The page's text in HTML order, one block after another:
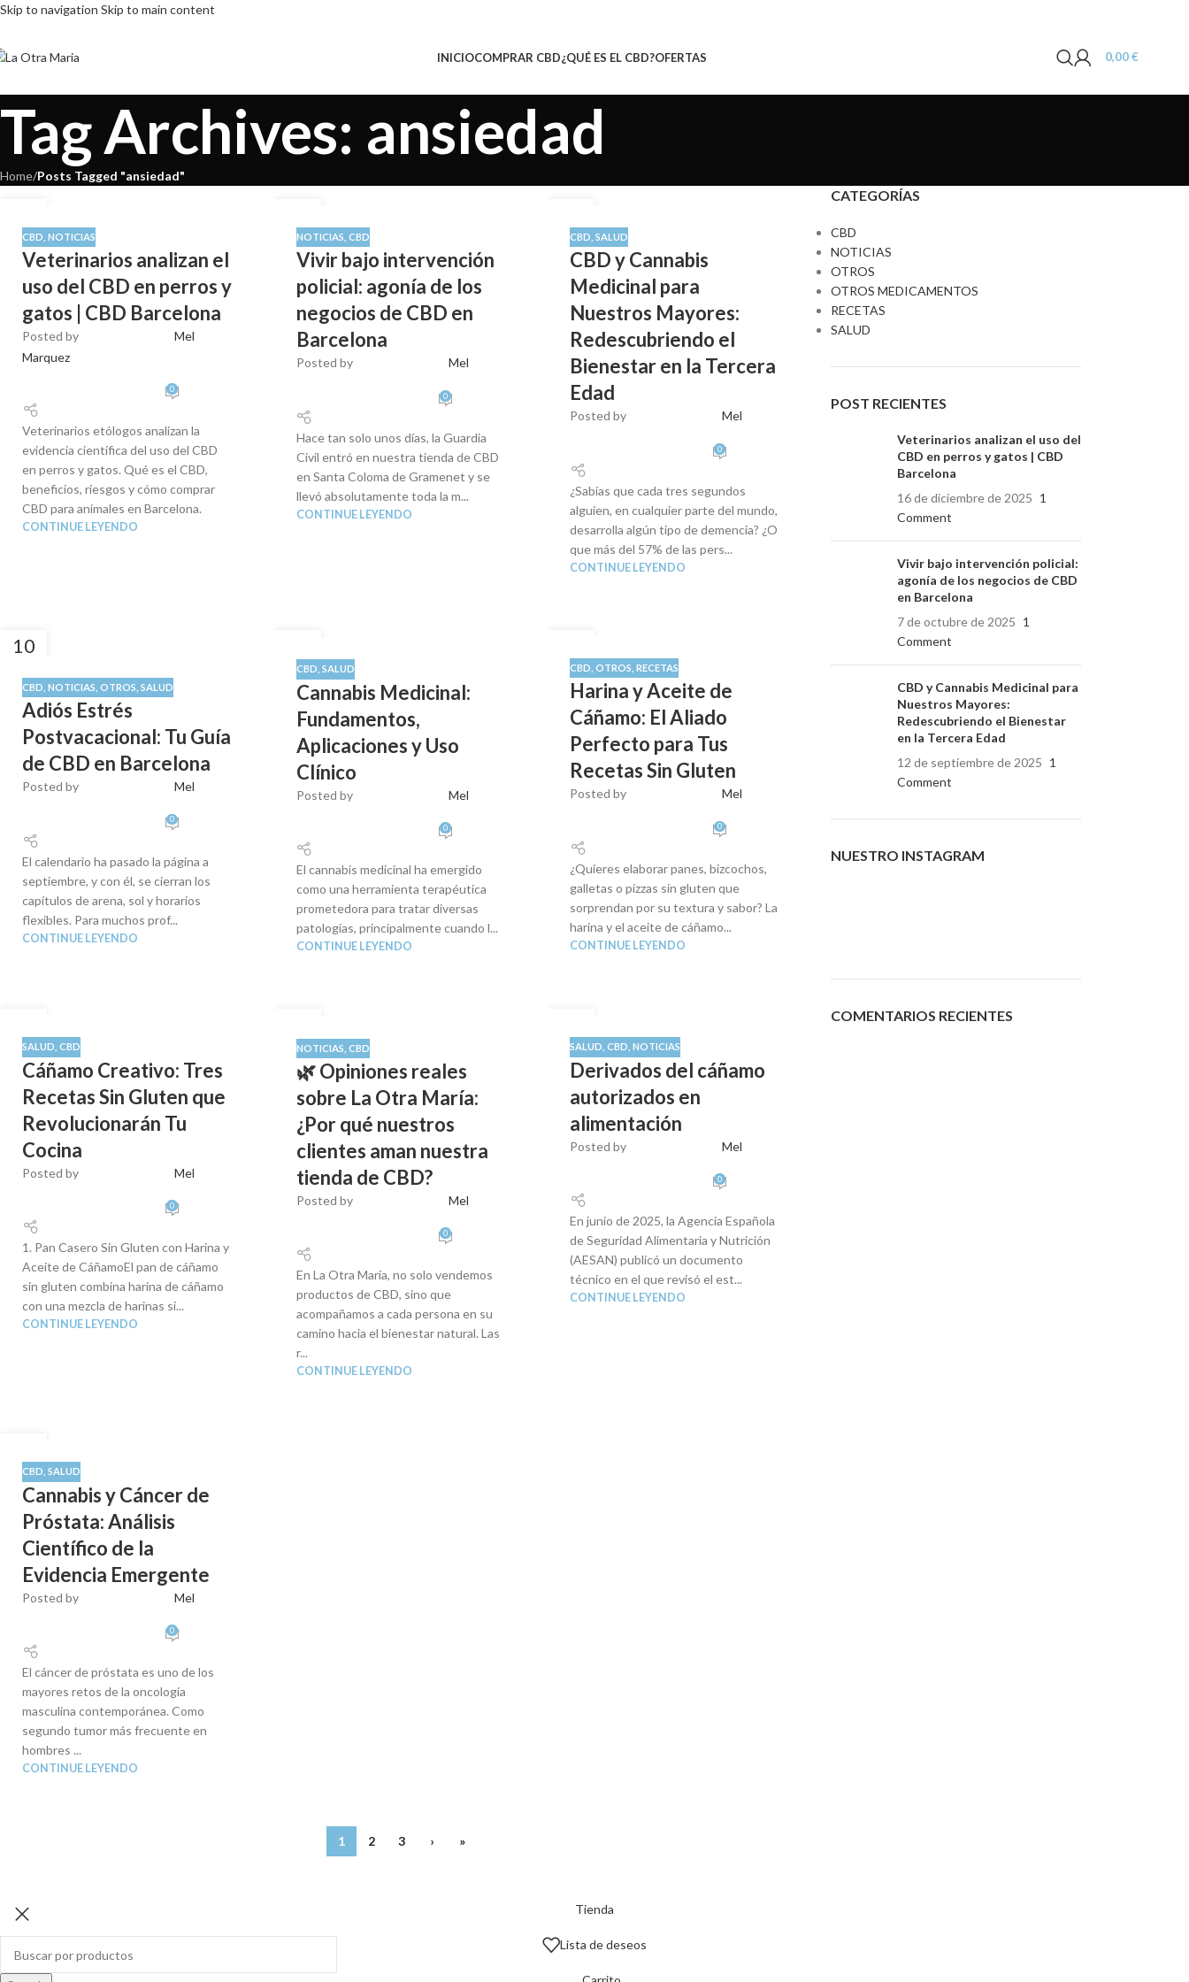
Skip to navigation Skip to main content
INICIOCOMPRAR CBD¿QUÉ ES EL CBD?OFERTAS 0,00€
Tag Archives: ansiedad
Home/Posts Tagged "ansiedad"
DIC
CBD NOTICIAS
Veterinarios analizan el
uso del CBD en perros y
gatos | CBD Barcelona
Posted by
Mel
Marquez
0
Veterinarios etólogos analizan la
evidencia científica del uso del CBD
en perros y gatos. Qué es el CBD,
beneficios, riesgos y cómo comprar
CBD para animales en Barcelona.
CONTINUE LEYENDO
OCT
NOTICIAS CBD
Vivir bajo intervención
policial: agonía de los
negocios de CBD en
Barcelona
Posted by Mel
0
Hace tan solo unos días, la Guardia
Civil entró en nuestra tienda de CBD
en Santa Coloma de Gramenet y se
llevó absolutamente toda la m...
CONTINUE LEYENDO
SEP
CBD ,SALUD
CBD y Cannabis
Medicinal para
Nuestros Mayores:
Redescubriendo el
Bienestar en la Tercera
Edad
Posted by Mel
0
¿Sabías que cada tres segundos
alguien, en cualquier parte del mundo,
desarrolla algún tipo de demencia? ¿O
que más del 57% de las pers...
CONTINUE LEYENDO
10
CBD NOTICIAS OTROS SALUD
Adiós Estrés
Postvacacional: Tu Guía
de CBD en Barcelona
Posted by Mel
0
El calendario ha pasado la página a
septiembre, y con él, se cierran los
capítulos de arena, sol y horarios
flexibles. Para muchos prof...
CONTINUE LEYENDO
SEP
CBD SALUD
Cannabis Medicinal:
Fundamentos,
Aplicaciones y Uso
Clínico
Posted by Mel
0
El cannabis medicinal ha emergido
como una herramienta terapéutica
prometedora para tratar diversas
patologías, principalmente cuando l...
CONTINUE LEYENDO
SEP
CBD ,OTROS ,RECETAS
Harina y Aceite de
Cáñamo: El Aliado
Perfecto para Tus
Recetas Sin Gluten
Posted by Mel
0
¿Quieres elaborar panes, bizcochos,
galletas o pizzas sin gluten que
sorprendan por su textura y sabor? La
harina y el aceite de cáñamo...
CONTINUE LEYENDO
SEP
SALUD CBD
Cáñamo Creativo: Tres
Recetas Sin Gluten que
Revolucionarán Tu
Cocina
Posted by Mel
0
1. Pan Casero Sin Gluten con Harina y
Aceite de CáñamoEl pan de cáñamo
sin gluten combina harina de cáñamo
con una mezcla de harinas si...
CONTINUE LEYENDO
SEP
NOTICIAS CBD
🌿 Opiniones reales
sobre La Otra María:
¿Por qué nuestros
clientes aman nuestra
tienda de CBD?
Posted by Mel
0
En La Otra María, no solo vendemos
productos de CBD, sino que
acompañamos a cada persona en su
camino hacia el bienestar natural. Las
r...
CONTINUE LEYENDO
AGO
SALUD ,CBD ,NOTICIAS
Derivados del cáñamo
autorizados en
alimentación
Posted by Mel
0
En junio de 2025, la Agencia Española
de Seguridad Alimentaria y Nutrición
(AESAN) publicó un documento
técnico en el que revisó el est...
CONTINUE LEYENDO
AGO
CBD SALUD
Cannabis y Cáncer de
Próstata: Análisis
Científico de la
Evidencia Emergente
Posted by Mel
0
El cáncer de próstata es uno de los
mayores retos de la oncología
masculina contemporánea. Como
segundo tumor más frecuente en
hombres ...
CONTINUE LEYENDO
1 2 3 › »
CATEGORÍAS
CBD
NOTICIAS
OTROS
OTROS MEDICAMENTOS
RECETAS
SALUD
POST RECIENTES
Veterinarios analizan el uso del
CBD en perros y gatos | CBD
Barcelona
16 de diciembre de 2025 1
Comment
Vivir bajo intervención policial:
agonía de los negocios de CBD
en Barcelona
7 de octubre de 2025 1
Comment
CBD y Cannabis Medicinal para
Nuestros Mayores:
Redescubriendo el Bienestar
en la Tercera Edad
12 de septiembre de 2025 1
Comment
NUESTRO INSTAGRAM
COMENTARIOS RECIENTES
Tienda
Lista de deseos